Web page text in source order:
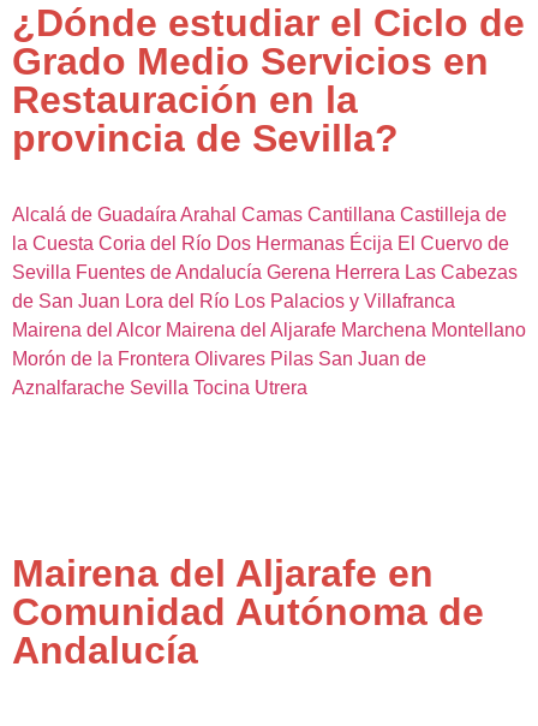
¿Dónde estudiar el Ciclo de
Grado Medio Servicios en
Restauración en la
provincia de Sevilla?
Alcalá de GuadaíraArahal Camas Cantillana Castilleja de
la Cuesta Coria del Río Dos Hermanas Écija El Cuervo de
Sevilla Fuentes de Andalucía Gerena Herrera Las Cabezas
de San Juan Lora del Río Los Palacios y Villafranca
Mairena del Alcor Mairena del Aljarafe Marchena Montellano
Morón de la Frontera Olivares Pilas San Juan de
Aznalfarache Sevilla Tocina Utrera
Mairena del Aljarafe en
Comunidad Autónoma de
Andalucía